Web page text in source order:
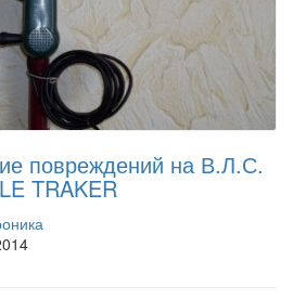
повреждений на В.Л.С.
TRAKER